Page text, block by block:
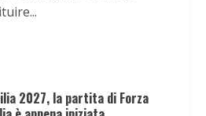
2027, la partita di Forza